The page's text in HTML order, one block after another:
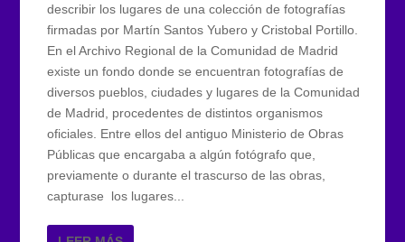
describir los lugares de una colección de fotografías
firmadas por Martín Santos Yubero y Cristobal Portillo.
En el Archivo Regional de la Comunidad de Madrid
existe un fondo donde se encuentran fotografías de
diversos pueblos, ciudades y lugares de la Comunidad
de Madrid, procedentes de distintos organismos
oficiales. Entre ellos del antiguo Ministerio de Obras
Públicas que encargaba a algún fotógrafo que,
previamente o durante el trascurso de las obras,
capturase los lugares...